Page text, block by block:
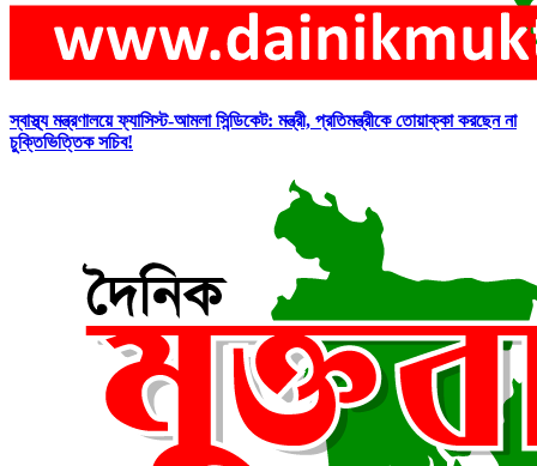
স্বাস্থ্য মন্ত্রণালয়ে ফ্যাসিস্ট-আমলা সিন্ডিকেট: মন্ত্রী, প্রতিমন্ত্রীকে তোয়াক্কা করছেন না
চুক্তিভিত্তিক সচিব!